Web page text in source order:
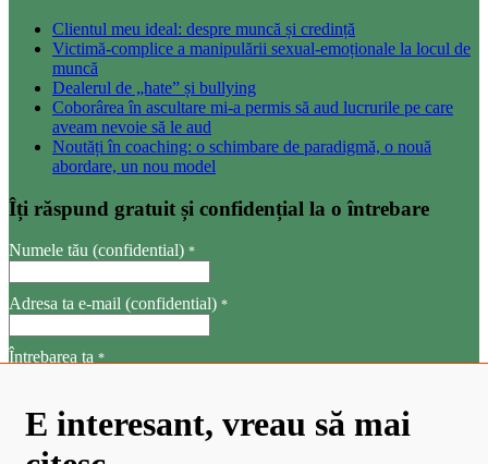
Clientul meu ideal: despre muncă și credință
Victimă-complice a manipulării sexual-emoționale la locul de
muncă
Dealerul de „hate” și bullying
Coborârea în ascultare mi-a permis să aud lucrurile pe care
aveam nevoie să le aud
Noutăți în coaching: o schimbare de paradigmă, o nouă
abordare, un nou model
Îți răspund gratuit și confidențial la o întrebare
Numele tău (confidential) *
Adresa ta e-mail (confidential) *
Întrebarea ta *
E interesant, vreau să mai